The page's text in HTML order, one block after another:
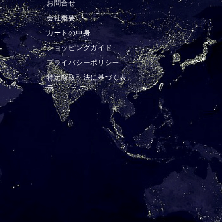
お問合せ
会社概要
カートの中身
ショッピングガイド
プライバシーポリシー
特定商取引法に基づく表
示